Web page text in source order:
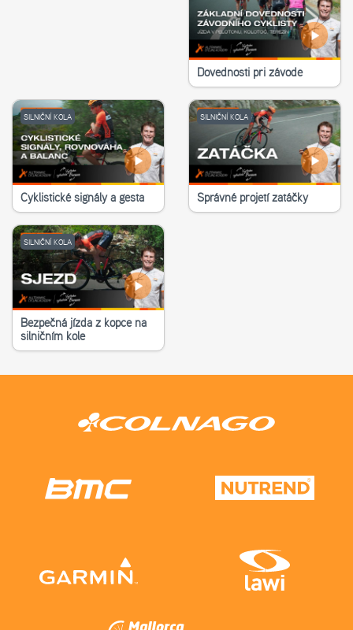
Dovednosti při závodě
SILNIČNÍ KOLA
Cyklistické signály a gesta
SILNIČNÍ KOLA
Správné projetí zatáčky
SILNIČNÍ KOLA
Bezpečná jízda z kopce na
silničním kole